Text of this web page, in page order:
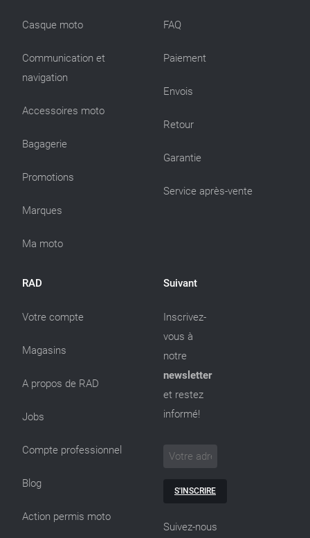
Casque moto
Communication et
navigation
Accessoires moto
Bagagerie
Promotions
Marques
Ma moto
FAQ
Paiement
Envois
Retour
Garantie
Service après-vente
RAD
Votre compte
Magasins
A propos de RAD
Jobs
Compte professionnel
Blog
Action permis moto
Suivant
Inscrivez-
vous à
notre
newsletter
et restez
informé!
S'INSCRIRE
Suivez-nous